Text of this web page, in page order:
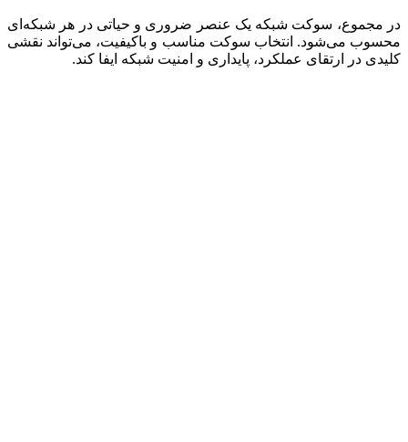
در مجموع، سوکت شبکه یک عنصر ضروری و حیاتی در هر شبکه‌ای
محسوب می‌شود. انتخاب سوکت مناسب و باکیفیت، می‌تواند نقشی
کلیدی در ارتقای عملکرد، پایداری و امنیت شبکه ایفا کند.